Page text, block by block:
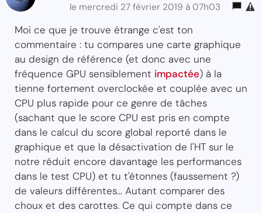
le mercredi 27 février 2019 à 07h03
Moi ce que je trouve étrange c'est ton
commentaire : tu compares une carte graphique
au design de référence (et donc avec une
fréquence GPU sensiblement impactée) à la
tienne fortement overclockée et couplée avec un
CPU plus rapide pour ce genre de tâches
(sachant que le score CPU est pris en compte
dans le calcul du score global reporté dans le
graphique et que la désactivation de l'HT sur le
notre réduit encore davantage les performances
dans le test CPU) et tu t'étonnes (faussement ?)
de valeurs différentes... Autant comparer des
choux et des carottes. Ce qui compte dans ce